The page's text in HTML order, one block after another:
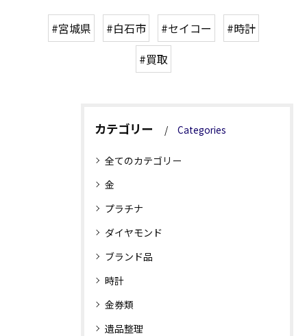
#宮城県 #白石市 #セイコー
#時計
#買取
カテゴリー Categories
全てのカテゴリー
金
プラチナ
ダイヤモンド
ブランド品
時計
金券類
遺品整理